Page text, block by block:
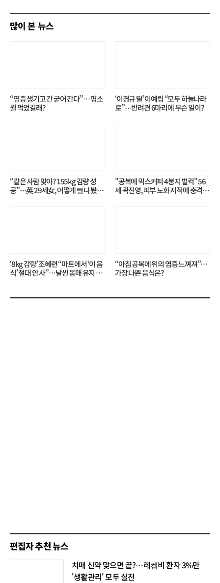
기
많이 본 뉴스
“염증 생기고 간 굳어 간다”… 평소
뭘 먹었길래?
‘이경규 딸’ 이예림 “모두 하늘나라
로”⋯반려견 6마리에 무슨 일이?
“같은 사람 맞아? 155kg 감량 성
공”…英 29세女, 어떻게 뺐나 봤더
"공복에 믹스커피 4봉지 벌컥" 56
세 곽진영, 피부 노화 지적에 충격…
‘8kg 감량’ 조혜련 “마트에서 ‘이 음
식’ 절대 안 사”…날씬 몸매 유지 비
“아침 공복에 위의 염증 느껴져”…
가장 나쁜 음식은?
편집자 추천 뉴스
치매 신약 맞으면 끝?⋯레켐비 환자 3%만
'생활관리' 모두 실천